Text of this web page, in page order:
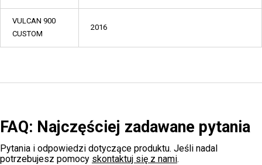
VULCAN 900
CUSTOM
2016
FAQ: Najczęściej zadawane pytania
Pytania i odpowiedzi dotyczące produktu. Jeśli nadal
potrzebujesz pomocy skontaktuj się z nami.